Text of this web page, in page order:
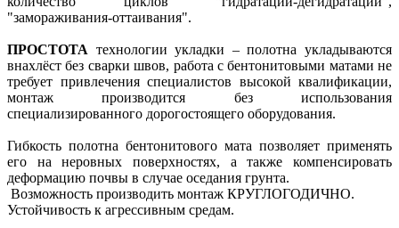
"замораживания-оттаивания".
ПРОСТОТА технологии укладки – полотна укладываются
внахлёст без сварки швов, работа с бентонитовыми матами не
требует привлечения специалистов высокой квалификации,
монтаж производится без использования
специализированного дорогостоящего оборудования.
Гибкость полотна бентонитового мата позволяет применять
его на неровных поверхностях, а также компенсировать
деформацию почвы в случае оседания грунта.
Возможность производить монтаж КРУГЛОГОДИЧНО.
Устойчивость к агрессивным средам.